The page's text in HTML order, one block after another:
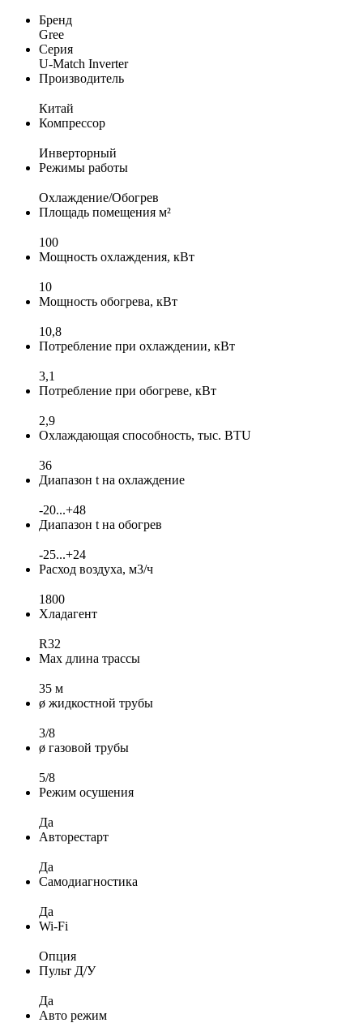
Бренд
Gree
Серия
U-Match Inverter
Производитель
Китай
Компрессор
Инверторный
Режимы работы
Охлаждение/Обогрев
Площадь помещения м²
100
Мощность охлаждения, кВт
10
Мощность обогрева, кВт
10,8
Потребление при охлаждении, кВт
3,1
Потребление при обогреве, кВт
2,9
Охлаждающая способность, тыс. BTU
36
Диапазон t на охлаждение
-20...+48
Диапазон t на обогрев
-25...+24
Расход воздуха, м3/ч
1800
Хладагент
R32
Max длина трассы
35 м
ø жидкостной трубы
3/8
ø газовой трубы
5/8
Режим осушения
Да
Авторестарт
Да
Самодиагностика
Да
Wi-Fi
Опция
Пульт Д/У
Да
Авто режим